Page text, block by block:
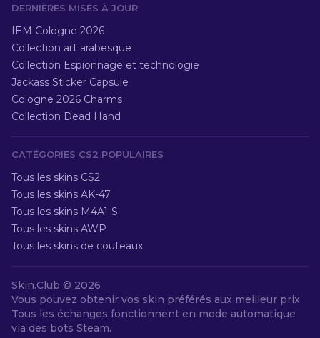
DERNIÈRES MISES À JOUR
IEM Cologne 2026
Collection art arabesque
Collection Espionnage et technologie
Jackass Sticker Capsule
Cologne 2026 Charms
Collection Dead Hand
CATÉGORIES CS2 POPULAIRES
Tous les skins CS2
Tous les skins AK-47
Tous les skins M4A1-S
Tous les skins AWP
Tous les skins de couteaux
Skin.Club © 2026
Vous pouvez obtenir vos skin préférés aux meilleur prix.
Tous les échanges fonctionnent en mode automatique
via des bots Steam.